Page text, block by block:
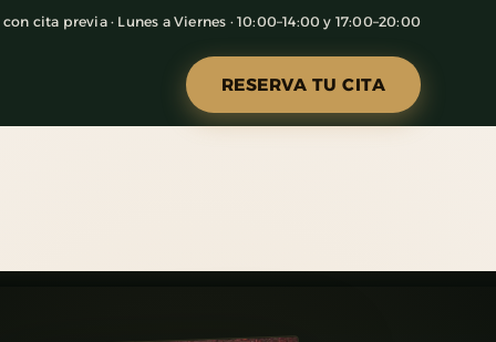
cita previa · Lunes a Viernes · 10:00–14:00 y 17:00–20:00
RESERVA TU CITA